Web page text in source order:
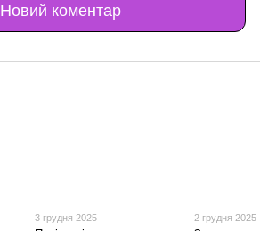
Новий коментар
3 грудня 2025 2 грудня 2025